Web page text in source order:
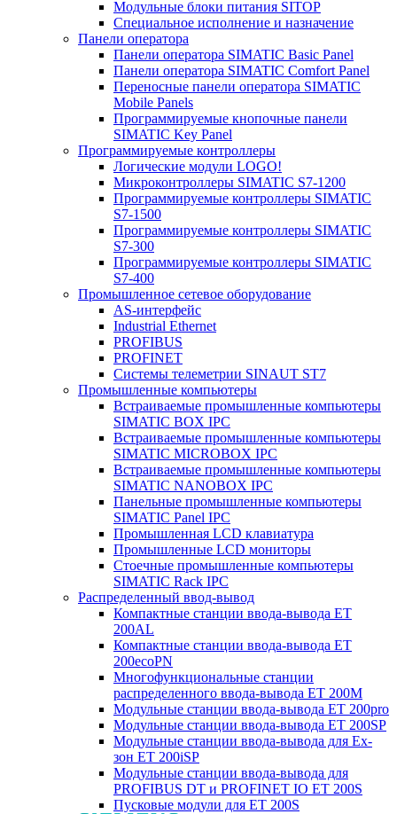
Модульные блоки питания SITOP
Специальное исполнение и назначение
Панели оператора
Панели оператора SIMATIC Basic Panel
Панели оператора SIMATIC Comfort Panel
Переносные панели оператора SIMATIC
Mobile Panels
Программируемые кнопочные панели
SIMATIC Key Panel
Программируемые контроллеры
Логические модули LOGO!
Микроконтроллеры SIMATIC S7-1200
Программируемые контроллеры SIMATIC
S7-1500
Программируемые контроллеры SIMATIC
S7-300
Программируемые контроллеры SIMATIC
S7-400
Промышленное сетевое оборудование
AS-интерфейс
Industrial Ethernet
PROFIBUS
PROFINET
Системы телеметрии SINAUT ST7
Промышленные компьютеры
Встраиваемые промышленные компьютеры
SIMATIC BOX IPC
Встраиваемые промышленные компьютеры
SIMATIC MICROBOX IPC
Встраиваемые промышленные компьютеры
SIMATIC NANOBOX IPC
Панельные промышленные компьютеры
SIMATIC Panel IPC
Промышленная LCD клавиатура
Промышленные LCD мониторы
Стоечные промышленные компьютеры
SIMATIC Rack IPC
Распределенный ввод-вывод
Компактные станции ввода-вывода ET
200AL
Компактные станции ввода-вывода ET
200ecoPN
Многофункциональные станции
распределенного ввода-вывода ET 200M
Модульные станции ввода-вывода ET 200pro
Модульные станции ввода-вывода ET 200SP
Модульные станции ввода-вывода для Ex-
зон ET 200iSP
Модульные станции ввода-вывода для
PROFIBUS DT и PROFINET IO ET 200S
Пусковые модули для ET 200S